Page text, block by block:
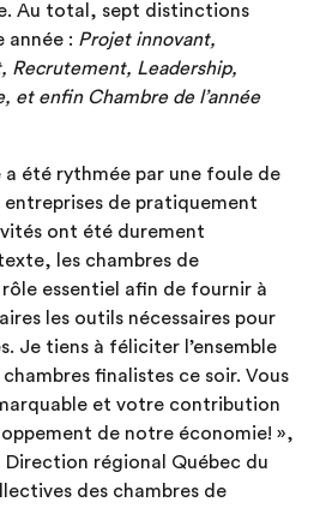
Au total, sept distinctions
année : Projet innovant,
Recrutement, Leadership,
et enfin Chambre de l’année
été rythmée par une foule de
entreprises de pratiquement
ont été durement
les chambres de
essentiel afin de fournir à
les outils nécessaires pour
Je tiens à féliciter l’ensemble
finalistes ce soir. Vous
et votre contribution
de notre économie! »,
régional Québec du
des chambres de